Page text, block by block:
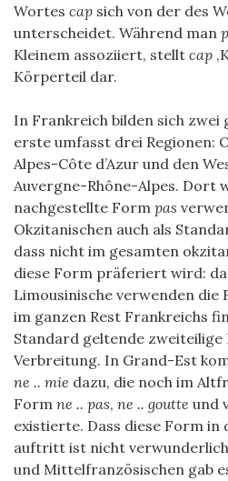
Wortes cap sich von der des
unterscheidet. Während man
Kleinem assoziiert, stellt cap
Körperteil dar.
In Frankreich bilden sich zwei
erste umfasst drei Regionen:
Alpes-Côte d’Azur und den
Auvergne-Rhône-Alpes. Dort
nachgestellte Form pas
Okzitanischen auch als
dass nicht im gesamten
diese Form präferiert wird:
Limousinische verwenden die
im ganzen Rest Frankreichs
Standard geltende zweiteilige
Verbreitung. In Grand-Est
ne .. mie dazu, die noch im
Form ne .. pas, ne .. goutte und
existierte. Dass diese Form in
auftritt ist nicht
und Mittelfranzösischen gab